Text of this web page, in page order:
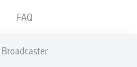
FAQ
Broadcaster